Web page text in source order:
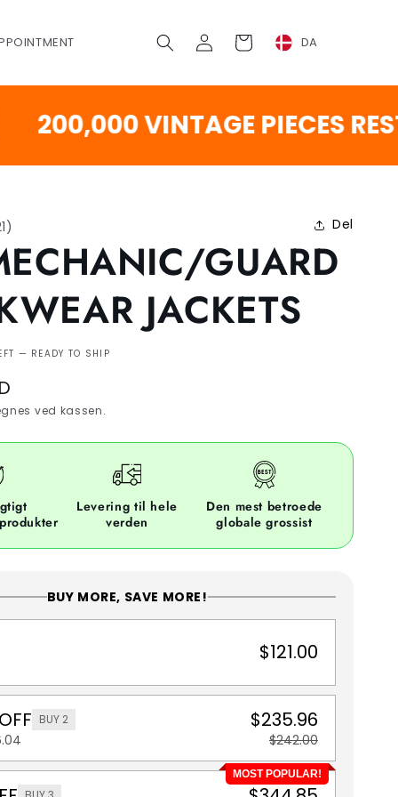
Log
ind
Vogn DA
VINTAGE PIECES
) Del
GUARD
JACKETS
— READY TO SHIP
ved kassen.
Levering til hele
verden
Den mest betroede
globale grossist
BUY MORE, SAVE MORE!
$121.00
BUY 2 $235.96
$242.00
MOST POPULAR!